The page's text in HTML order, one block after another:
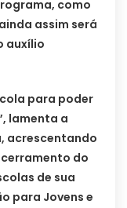
como
assim será
auxílio
para poder
lamenta a
acrescentando
do
de sua
para Jovens e